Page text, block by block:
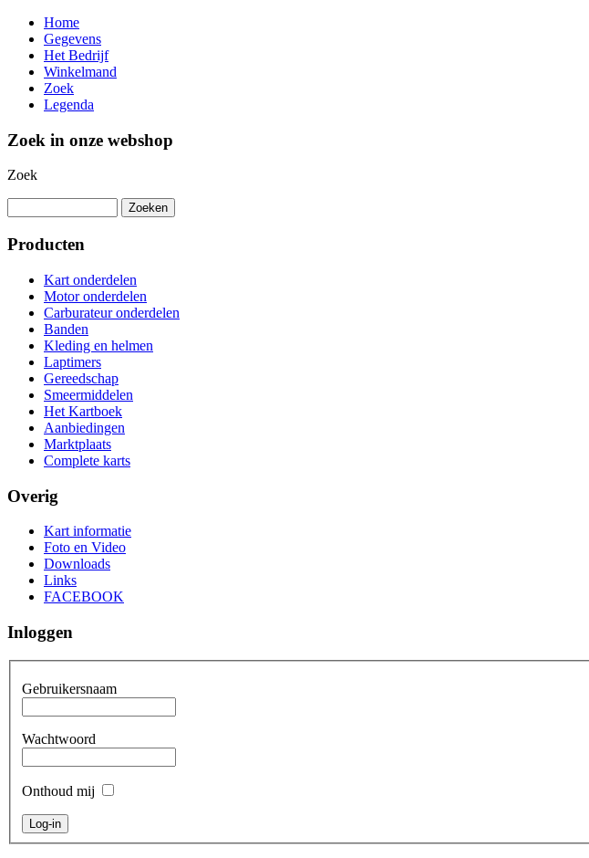
Home
Gegevens
Het Bedrijf
Winkelmand
Zoek
Legenda
Zoek in onze webshop
Zoek
Producten
Kart onderdelen
Motor onderdelen
Carburateur onderdelen
Banden
Kleding en helmen
Laptimers
Gereedschap
Smeermiddelen
Het Kartboek
Aanbiedingen
Marktplaats
Complete karts
Overig
Kart informatie
Foto en Video
Downloads
Links
FACEBOOK
Inloggen
Gebruikersnaam
Wachtwoord
Onthoud mij